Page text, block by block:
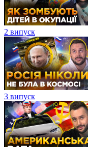
2 випуск
3 випуск